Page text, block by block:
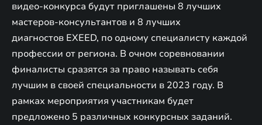
видео-конкурса будут приглашены 8 лучших
мастеров-консультантов и 8 лучших
диагностов EXEED, по одному специалисту каждой
профессии от региона. В очном соревновании
финалисты сразятся за право называть себя
лучшим в своей специальности в 2023 году. В
рамках мероприятия участникам будет
предложено 5 различных конкурсных заданий.